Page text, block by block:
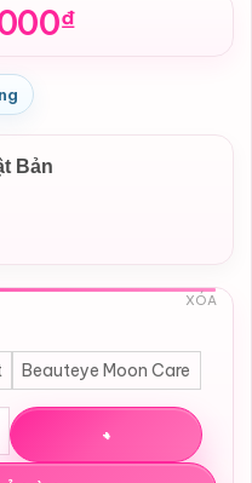
₫
Bản
Beauteye Moon Care
XÓA
Contact/Moon Care